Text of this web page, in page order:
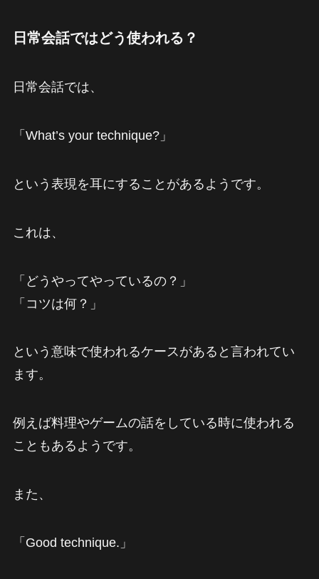
日常会話ではどう使われる？
日常会話では、
「What’s your technique?」
という表現を耳にすることがあるようです。
これは、
「どうやってやっているの？」
「コツは何？」
という意味で使われるケースがあると言われてい
ます。
例えば料理やゲームの話をしている時に使われる
こともあるようです。
また、
「Good technique.」